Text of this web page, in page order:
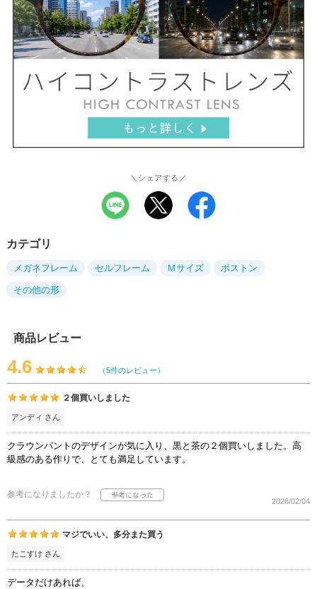
＼シェアする／
カテゴリ
メガネフレーム セルフレーム Ｍサイズ ボストン
その他の形
商品レビュー
4.6 （5件のレビュー）
２個買いしました
アンディ さん
クラウンパントのデザインが気に入り、黒と茶の２個買いしました。高
級感のある作りで、とても満足しています。
参考になりましたか？
2026/02/04
マジでいい、多分また買う
たこすけ さん
データだけあれば、